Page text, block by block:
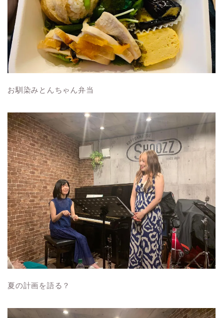
お馴染みとんちゃん弁当
夏の計画を語る？